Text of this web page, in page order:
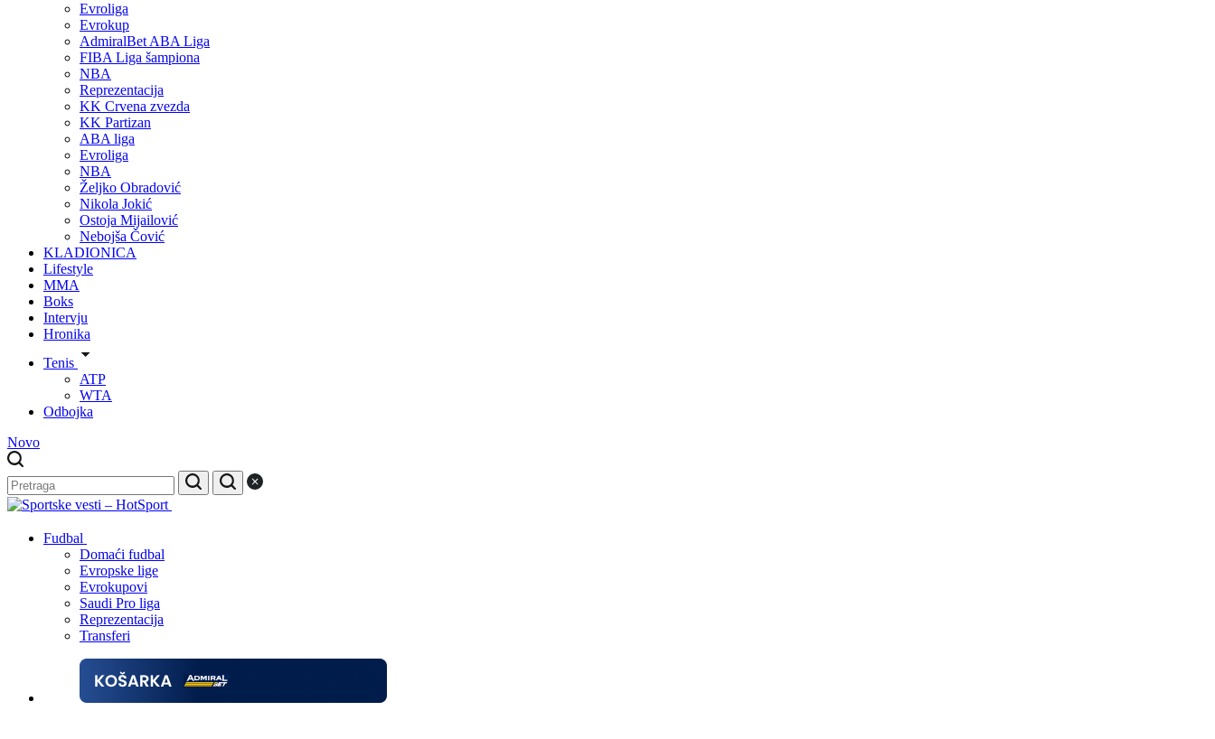
Evroliga
Evrokup
AdmiralBet ABA Liga
FIBA Liga šampiona
NBA
Reprezentacija
KK Crvena zvezda
KK Partizan
ABA liga
Evroliga
NBA
Željko Obradović
Nikola Jokić
Ostoja Mijailović
Nebojša Čović
KLADIONICA
Lifestyle
MMA
Boks
Intervju
Hronika
Tenis
ATP
WTA
Odbojka
Novo
Fudbal
Domaći fudbal
Evropske lige
Evrokupovi
Saudi Pro liga
Reprezentacija
Transferi